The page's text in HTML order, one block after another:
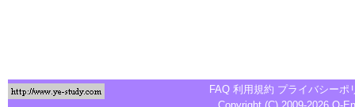
FAQ 利用規約 プライバシーポ